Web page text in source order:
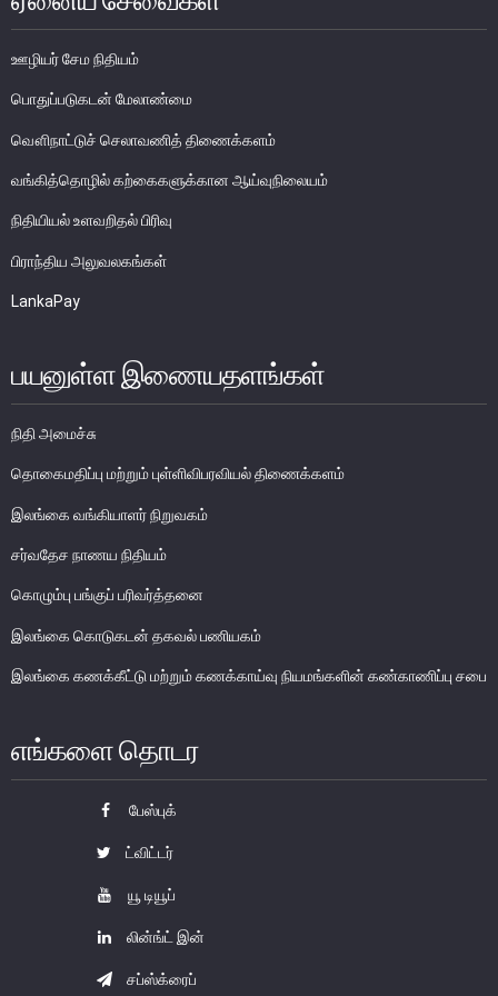
எக்ஸ்டர் அறிக்கை
நாணயக் கொள்கை
நிதியியல் முறைமை
வங்கித்தொழில் துறை
வங்கியல்லா நிதியியல் மற்றும் குத்தகைக் கம்பனிகள் துறை
முதனிலை வணிகர்கள்
அதிகாரம்பெற்ற பணத்தரகர்கள் ஒழுங்குவிதிகள்
பேரண்ட முன்மதியுடைய கண்காணிப்பு
நிலைபெறத்தக்க நிதி
நிதியியல் வசதிக்குட்படுத்தல்
நிதியியல் சந்தைகள்
ஊழியர் சேம நிதியம்
பொதுப்படுகடன் மேலாண்மை
வௌிநாட்டுச் செலாவணித் திணைக்களம்
வங்கித்தொழில் கற்கைகளுக்கான ஆய்வுநிலையம்
நிதியியல் உளவறிதல் பிரிவு
பிராந்திய அலுவலகங்கள்
LankaPay
பயனுள்ள இணையதளங்கள்
நிதி அமைச்சு
தொகைமதிப்பு மற்றும் புள்ளிவிபரவியல் திணைக்களம்
இலங்கை வங்கியாளர் நிறுவகம்
சர்வதேச நாணய நிதியம்
கொழும்பு பங்குப் பரிவர்த்தனை
இலங்கை கொடுகடன் தகவல் பணியகம்
இலங்கை கணக்கீட்டு மற்றும் கணக்காய்வு நியமங்களின் கண்காணிப்பு சபை
எங்களை தொடர
பேஸ்புக்
ட்விட்டர்
யூ டியூப்
லின்ங்ட் இன்
சப்ஸ்க்ரைப்